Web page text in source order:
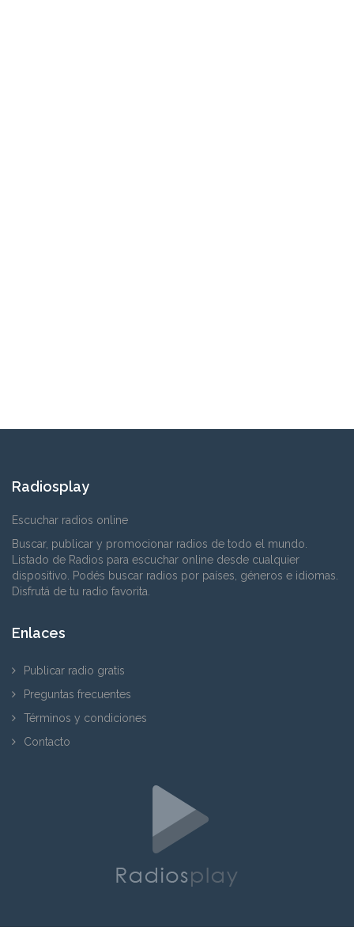
Radiosplay
Escuchar radios online
Buscar, publicar y promocionar radios de todo el mundo.
Listado de Radios para escuchar online desde cualquier
dispositivo. Podés buscar radios por países, géneros e idiomas.
Disfrutá de tu radio favorita.
Enlaces
Publicar radio gratis
Preguntas frecuentes
Términos y condiciones
Contacto